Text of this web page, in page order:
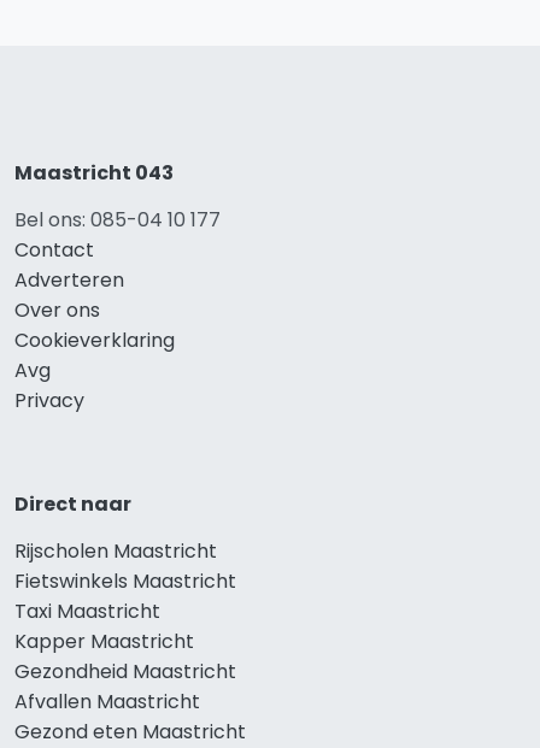
Maastricht 043
Bel ons: 085-04 10 177
Contact
Adverteren
Over ons
Cookieverklaring
Avg
Privacy
Direct naar
Rijscholen Maastricht
Fietswinkels Maastricht
Taxi Maastricht
Kapper Maastricht
Gezondheid Maastricht
Afvallen Maastricht
Gezond eten Maastricht